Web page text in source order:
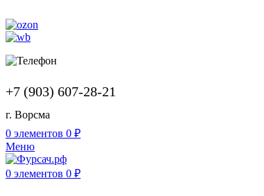
+7 (903) 607-28-21
г. Ворсма
0 элементов 0 ₽
Меню
0 элементов 0 ₽